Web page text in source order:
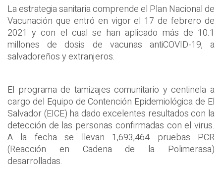
La estrategia sanitaria comprende el Plan Nacional de
Vacunación que entró en vigor el 17 de febrero de
2021 y con el cual se han aplicado más de 10.1
millones de dosis de vacunas antiCOVID-19, a
salvadoreños y extranjeros.
El programa de tamizajes comunitario y centinela a
cargo del Equipo de Contención Epidemiológica de El
Salvador (EICE) ha dado excelentes resultados con la
detección de las personas confirmadas con el virus.
A la fecha se llevan 1,693,464 pruebas PCR
(Reacción en Cadena de la Polimerasa)
desarrolladas.